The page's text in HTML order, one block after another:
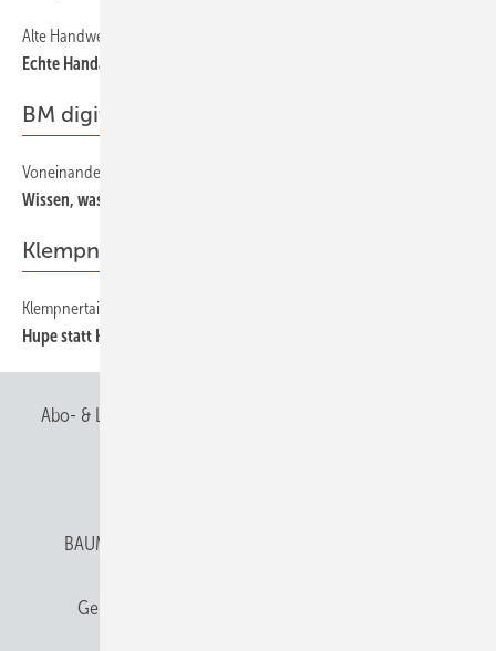
Alte Handwerkskunst
Echte Han darbeit
BM digital
Voneinander lernen
Wi ssen, was geht
Klempnertainment
Klempnertainment
Hupe statt Harfe
Abo- & Leserservice
BAUMETALL abonnieren
Gentner Verlag